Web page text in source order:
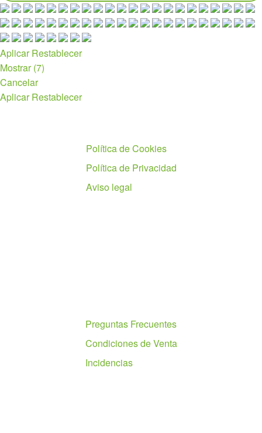
Aplicar Restablecer
Mostrar(7)
Cancelar
Aplicar Restablecer
Política de Cookies
Política de Privacidad
Aviso legal
Preguntas Frecuentes
Condiciones de Venta
Incidencias